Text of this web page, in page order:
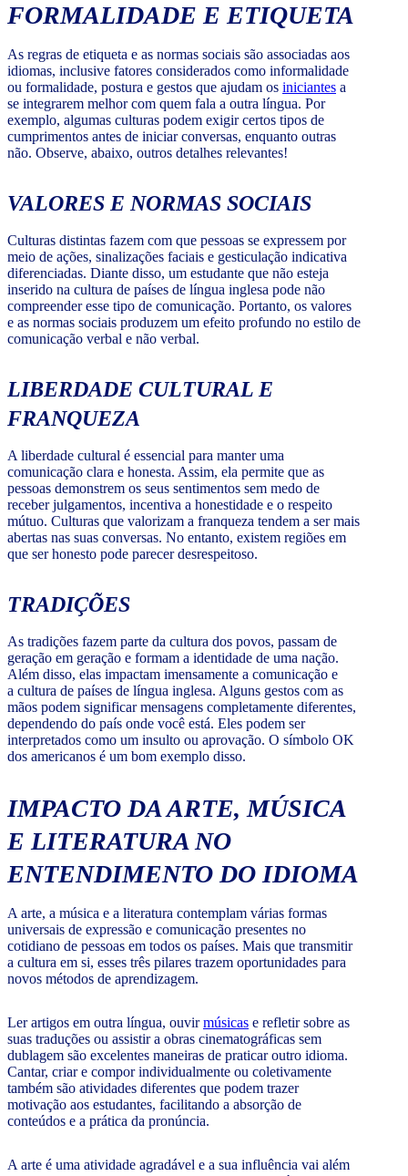
FORMALIDADE E ETIQUETA
As regras de etiqueta e as normas sociais são associadas aos
idiomas, inclusive fatores considerados como informalidade
ou formalidade, postura e gestos que ajudam os iniciantes a
se integrarem melhor com quem fala a outra língua. Por
exemplo, algumas culturas podem exigir certos tipos de
cumprimentos antes de iniciar conversas, enquanto outras
não. Observe, abaixo, outros detalhes relevantes!
VALORES E NORMAS SOCIAIS
Culturas distintas fazem com que pessoas se expressem por
meio de ações, sinalizações faciais e gesticulação indicativa
diferenciadas. Diante disso, um estudante que não esteja
inserido na cultura de países de língua inglesa pode não
compreender esse tipo de comunicação. Portanto, os valores
e as normas sociais produzem um efeito profundo no estilo de
comunicação verbal e não verbal.
LIBERDADE CULTURAL E
FRANQUEZA
A liberdade cultural é essencial para manter uma
comunicação clara e honesta. Assim, ela permite que as
pessoas demonstrem os seus sentimentos sem medo de
receber julgamentos, incentiva a honestidade e o respeito
mútuo. Culturas que valorizam a franqueza tendem a ser mais
abertas nas suas conversas. No entanto, existem regiões em
que ser honesto pode parecer desrespeitoso.
TRADIÇÕES
As tradições fazem parte da cultura dos povos, passam de
geração em geração e formam a identidade de uma nação.
Além disso, elas impactam imensamente a comunicação e
a cultura de países de língua inglesa. Alguns gestos com as
mãos podem significar mensagens completamente diferentes,
dependendo do país onde você está. Eles podem ser
interpretados como um insulto ou aprovação. O símbolo OK
dos americanos é um bom exemplo disso.
IMPACTO DA ARTE, MÚSICA
E LITERATURA NO
ENTENDIMENTO DO IDIOMA
A arte, a música e a literatura contemplam várias formas
universais de expressão e comunicação presentes no
cotidiano de pessoas em todos os países. Mais que transmitir
a cultura em si, esses três pilares trazem oportunidades para
novos métodos de aprendizagem.
Ler artigos em outra língua, ouvirmúsicas e refletir sobre as
suas traduções ou assistir a obras cinematográficas sem
dublagem são excelentes maneiras de praticar outro idioma.
Cantar, criar e compor individualmente ou coletivamente
também são atividades diferentes que podem trazer
motivação aos estudantes, facilitando a absorção de
conteúdos e a prática da pronúncia.
A arte é uma atividade agradável e a sua influência vai além